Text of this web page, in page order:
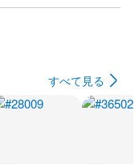
すべて見る